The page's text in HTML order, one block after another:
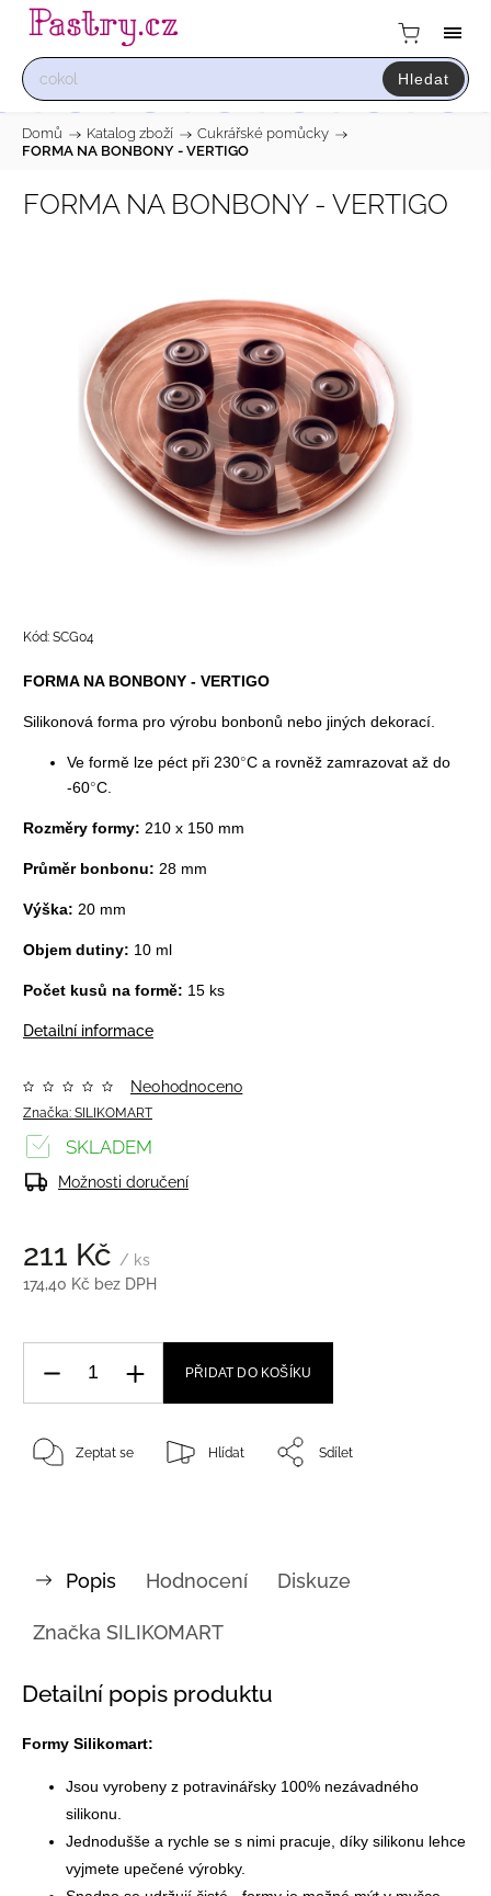
Hledat
Domů / Katalog zboží / Cukrářské pomůcky /
FORMA NA BONBONY - VERTIGO
FORMA NA BONBONY - VERTIGO
Kód: SCG04
FORMA NA BONBONY - VERTIGO
Silikonová forma pro výrobu bonbonů nebo jiných dekorací.
Ve formě lze péct při 230°C a rovněž zamrazovat až do
-60°C.
Rozměry formy: 210 x 150 mm
Průměr bonbonu: 28 mm
Výška: 20 mm
Objem dutiny: 10 ml
Počet kusů na formě: 15 ks
Detailní informace
Značka: SILIKOMART
Neohodnoceno
211 Kč / ks
174,40 Kč bez DPH
SKLADEM
Možnosti doručení
PŘIDAT DO KOŠÍKU
Zeptat se Hlídat Sdílet
Popis Hodnocení Diskuze
Značka SILIKOMART
Detailní popis produktu
Formy Silikomart:
Jsou vyrobeny z potravinářsky 100% nezávadného
silikonu.
Jednodušše a rychle se s nimi pracuje, díky silikonu lehce
vyjmete upečené výrobky.